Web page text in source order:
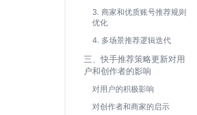
3. 商家和优质账号推荐规则
优化
4. 多场景推荐逻辑迭代
三、快手推荐策略更新对用
户和创作者的影响
对用户的积极影响
对创作者和商家的启示